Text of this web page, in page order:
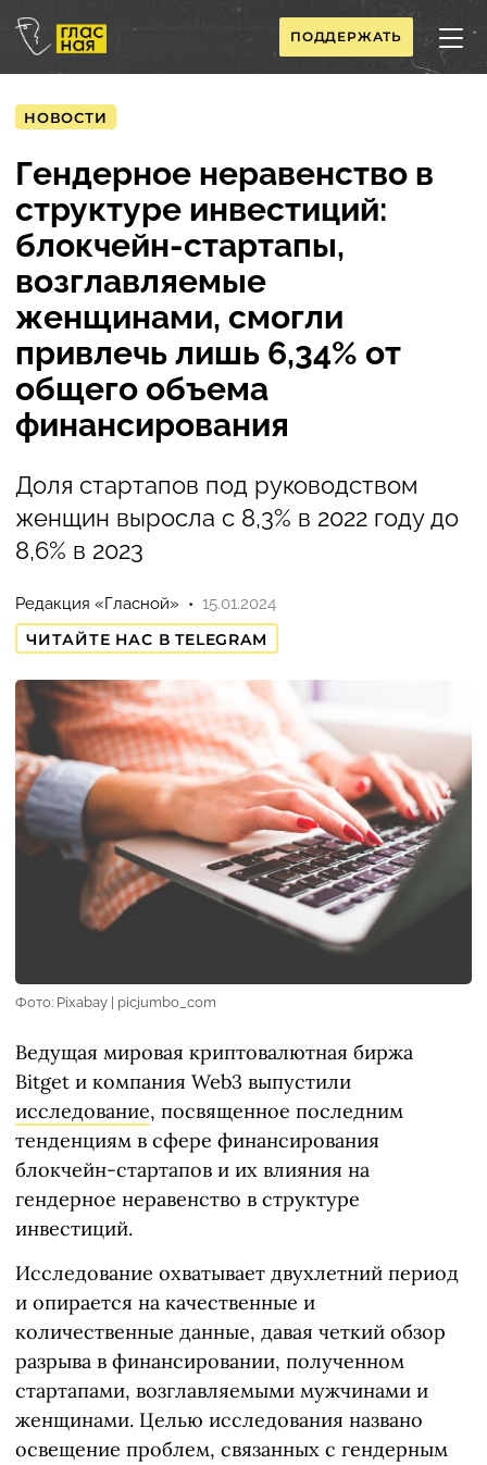
ПОДДЕРЖАТЬ
НОВОСТИ
Гендерное неравенство в
структуре инвестиций:
блокчейн-стартапы,
возглавляемые
женщинами, смогли
привлечь лишь 6,34% от
общего объема
финансирования
Доля стартапов под руководством
женщин выросла с 8,3% в 2022 году до
8,6% в 2023
Редакция «Гласной»
15.01.2024
ЧИТАЙТЕ НАС В TELEGRAM
Фото: Pixabay | picjumbo_com
Ведущая мировая криптовалютная биржа
Bitget и компания Web3 выпустили
исследование, посвященное последним
тенденциям в сфере финансирования
блокчейн-стартапов и их влияния на
гендерное неравенство в структуре
инвестиций.
Исследование охватывает двухлетний период
и опирается на качественные и
количественные данные, давая четкий обзор
разрыва в финансировании, полученном
стартапами, возглавляемыми мужчинами и
женщинами. Целью исследования названо
освещение проблем, связанных с гендерным